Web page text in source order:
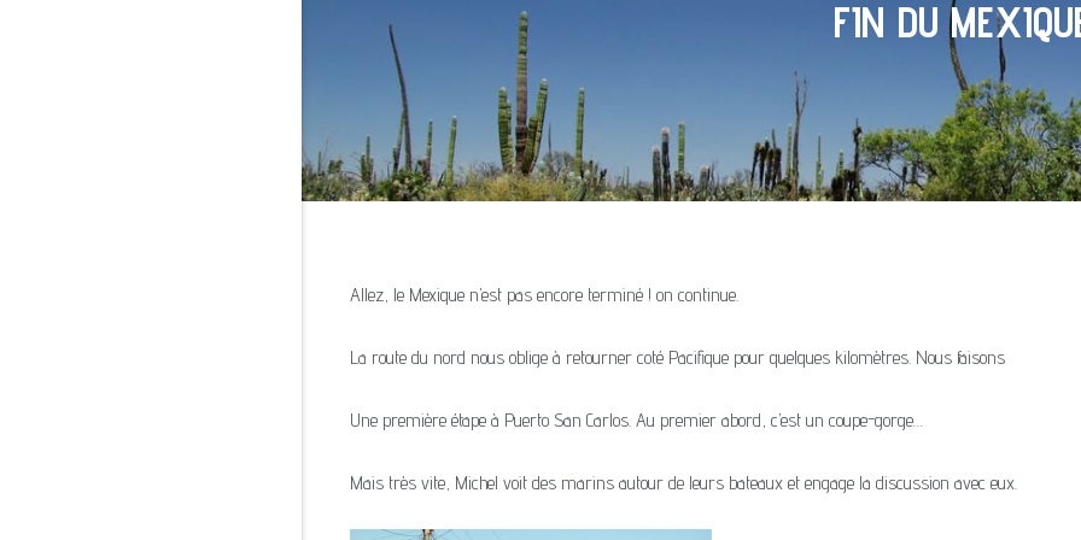
FIN DU
Allez, le Mexique n’est pas encore terminé ! on continue.
La route du nord nous oblige à retourner coté Pacifique pour quelques kilomètres. Nous faisons
Une première étape à Puerto San Carlos. Au premier abord, c’est un coupe-gorge…
Mais très vite, Michel voit des marins autour de leurs bateaux et engage la discussion avec eux.